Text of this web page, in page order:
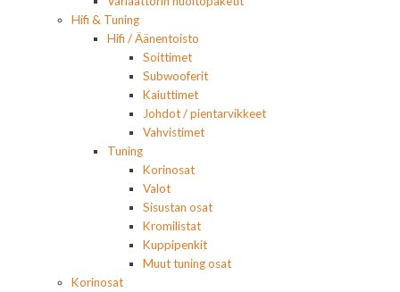
Hifi & Tuning
Hifi / Äänentoisto
Soittimet
Subwooferit
Kaiuttimet
Johdot / pientarvikkeet
Vahvistimet
Tuning
Korinosat
Valot
Sisustan osat
Kromilistat
Kuppipenkit
Muut tuning osat
Korinosat